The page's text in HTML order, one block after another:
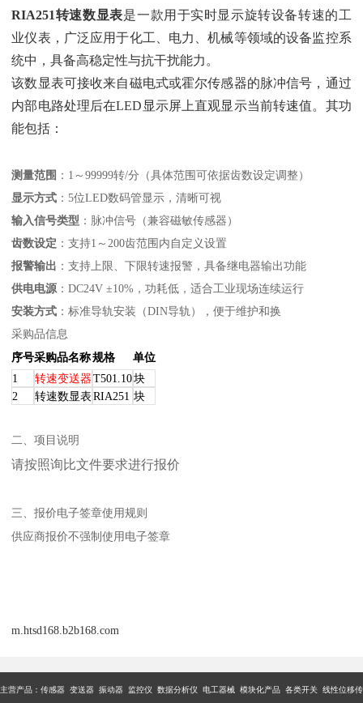
RIA251转速数显表‌是一款用于实时显示旋转设备转速的工
业仪表，广泛应用于化工、电力、机械等领域的设备监控系
统中，具备高稳定性与抗干扰能力。
该数显表可接收来自磁电式或霍尔传感器的脉冲信号，通过
内部电路处理后在LED显示屏上直观显示当前转速值。其功
能包括：
测量范围 ‌：1～99999转/分（具体范围可依据齿数设定调整）
显示方式 ‌：5位LED数码管显示，清晰可视
输入信号类型 ‌：脉冲信号（兼容磁敏传感器）
齿数设定 ‌：支持1～200齿范围内自定义设置
报警输出 ‌：支持上限、下限转速报警，具备继电器输出功能
供电电源‌：DC24V ±10%，功耗低，适合工业现场连续运行
安装方式 ‌：标准导轨安装（DIN导轨），便于维护和换
采购品信息
序号采购品名称规格
单位
1
转速变送器 T501.10块
2
转速数显表RIA251 块
二、项目说明
请按照询比文件要求进行报价
三、报价电子签章使用规则
供应商报价不强制使用电子签章
m.htsd168.b2b168.com
主营产品：传感器 变送器 振动器 监控仪 数据分析仪 电工器械 模块化产品 各类开关 线性位移传